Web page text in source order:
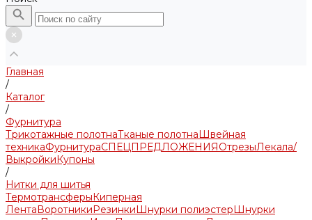
Главная
/
Каталог
/
Фурнитура
Трикотажные полотнаТканые полотнаШвейная
техникаФурнитураСПЕЦПРЕДЛОЖЕНИЯОтрезыЛекала/
ВыкройкиКупоны
/
Нитки для шитья
ТермотрансферыКиперная
ЛентаВоротникиРезинкиШнурки полиэстерШнурки